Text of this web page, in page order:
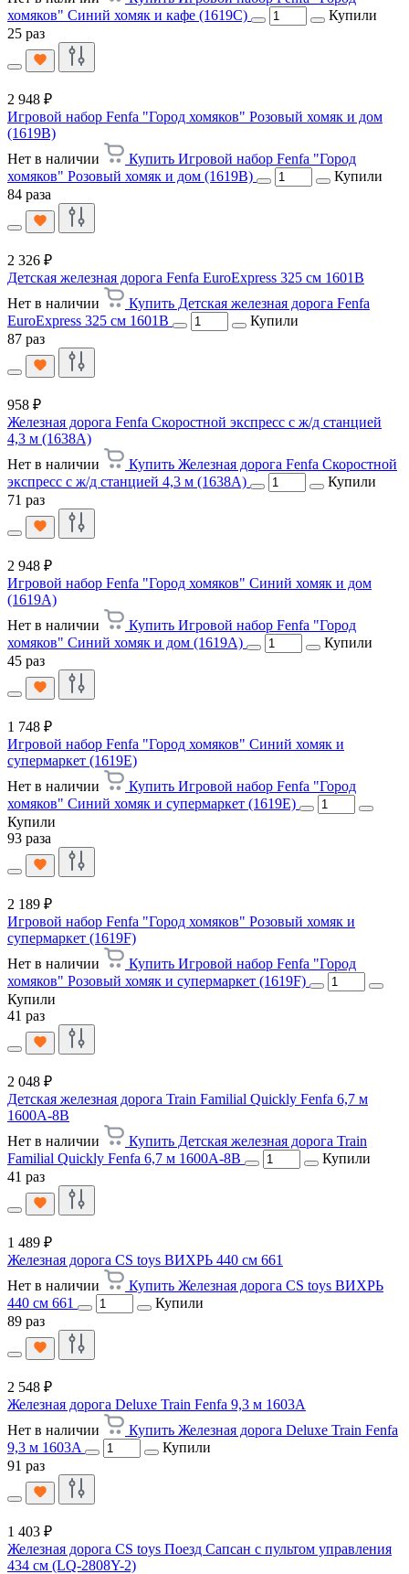
хомяков" Синий хомяк и кафе (1619C)
Купили
25 раз
2 948 ₽
Игровой набор Fenfa "Город хомяков" Розовый хомяк и дом
(1619B)
Нет в наличии
Купить Игровой набор Fenfa "Город
хомяков" Розовый хомяк и дом (1619B)
Купили
84 раза
2 326 ₽
Детская железная дорога Fenfa EuroExpress 325 см 1601B
Нет в наличии
Купить Детская железная дорога Fenfa
EuroExpress 325 см 1601B
Купили
87 раз
958 ₽
Железная дорога Fenfa Скоростной экспресс с ж/д станцией
4,3 м (1638A)
Нет в наличии
Купить Железная дорога Fenfa Скоростной
экспресс с ж/д станцией 4,3 м (1638A)
Купили
71 раз
2 948 ₽
Игровой набор Fenfa "Город хомяков" Синий хомяк и дом
(1619А)
Нет в наличии
Купить Игровой набор Fenfa "Город
хомяков" Синий хомяк и дом (1619А)
Купили
45 раз
1 748 ₽
Игровой набор Fenfa "Город хомяков" Синий хомяк и
супермаркет (1619E)
Нет в наличии
Купить Игровой набор Fenfa "Город
хомяков" Синий хомяк и супермаркет (1619E)
Купили
93 раза
2 189 ₽
Игровой набор Fenfa "Город хомяков" Розовый хомяк и
супермаркет (1619F)
Нет в наличии
Купить Игровой набор Fenfa "Город
хомяков" Розовый хомяк и супермаркет (1619F)
Купили
41 раз
2 048 ₽
Детская железная дорога Train Familial Quickly Fenfa 6,7 м
1600A-8B
Нет в наличии
Купить Детская железная дорога Train
Familial Quickly Fenfa 6,7 м 1600A-8B
Купили
41 раз
1 489 ₽
Железная дорога CS toys ВИХРЬ 440 см 661
Нет в наличии
Купить Железная дорога CS toys ВИХРЬ
440 см 661
Купили
89 раз
2 548 ₽
Железная дорога Deluxe Train Fenfa 9,3 м 1603A
Нет в наличии
Купить Железная дорога Deluxe Train Fenfa
9,3 м 1603A
Купили
91 раз
1 403 ₽
Железная дорога CS toys Поезд Сапсан с пультом управления
434 см (LQ-2808Y-2)